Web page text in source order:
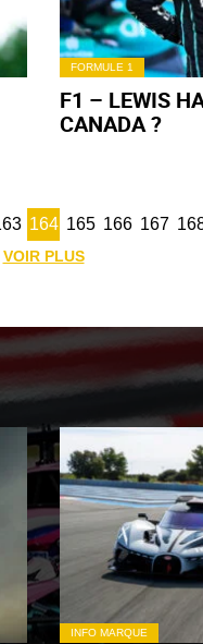
FORMULE 1
F1 – LEWIS
CANADA ?
164 165 166 167
VOIR PLUS
INFO MARQUE